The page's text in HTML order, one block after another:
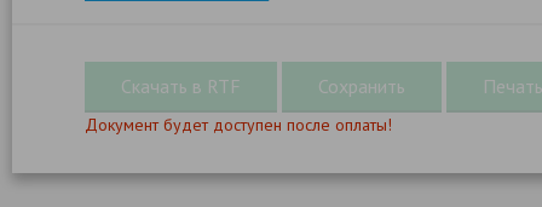
Документ будет доступен после оплаты!